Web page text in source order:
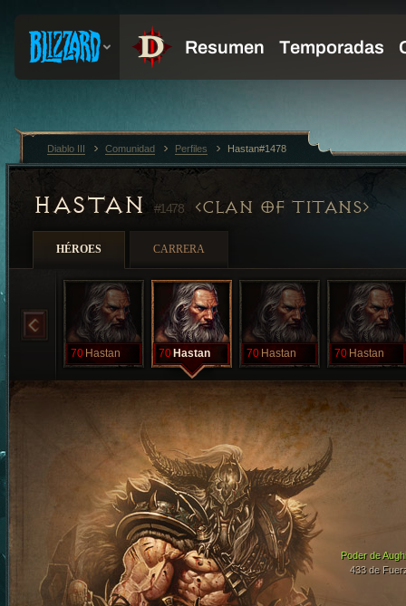
HASTAN#1478 CLAN OF TITANS
HÉROES CARRERA
70 Hastan 70 Hastan 70 Hastan 70 Hastan
Poder de
433 de
Diablo III Comunidad Perfiles Hastan#1478